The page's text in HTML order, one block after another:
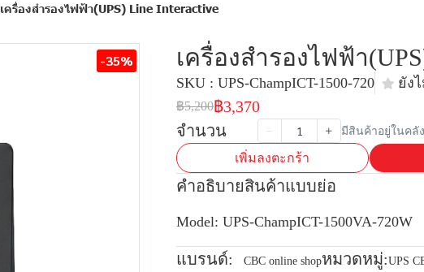
เครื่องสำรองไฟฟ้า(UPS) Line Interactive
-35% เครื่องสำรองไฟฟ้า
SKU : UPS-ChampICT-1500-720 ยัง
฿5,200฿3,370
จำนวน
มีสินค้าอยู่ในคลั
เพิ่มลงตะกร้า
คำอธิบายสินค้าแบบย่อ
Model: UPS-ChampICT-1500VA-720W
แบรนด์: CBC online shopหมวดหมู่:UPS